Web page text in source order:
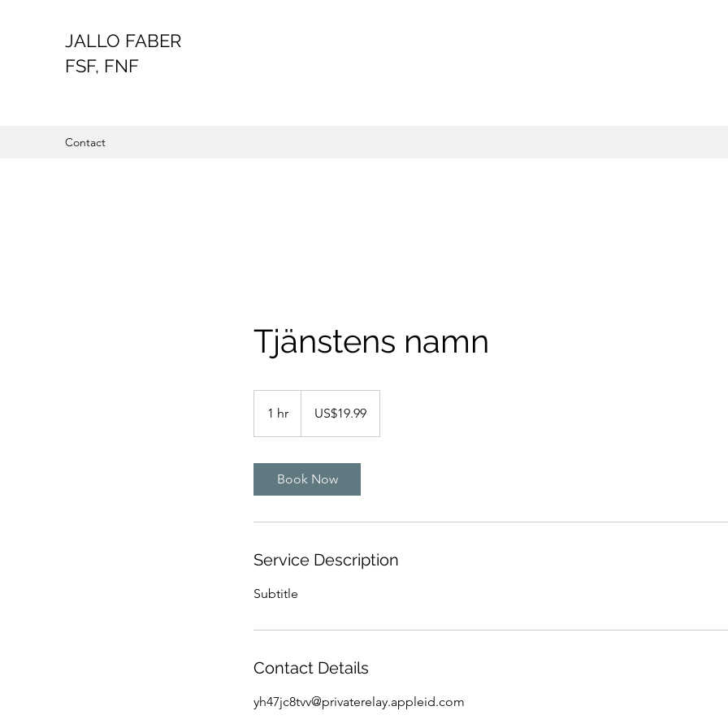
JALLO FABER
FSF, FNF
Contact
Tjänstens namn
1 hr
h
dollarsUS$19.99
Book Now
Service Description
Subtitle
Contact Details
yh47jc8tvv@privaterelay.appleid.com